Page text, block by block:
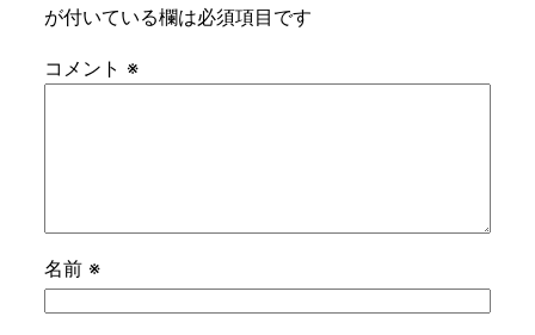
が付いている欄は必須項目です
コメント ※
名前 ※